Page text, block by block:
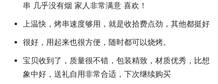
串 几乎没有烟 家人非常满意 喜欢！
上温快，烤串速度够用，就是收拾费点劲，其他都挺好
很好，用起来也很方便，随时都可以烧烤。
宝贝收到了，质量很不错，包装精致，材质优秀，比想
象中好，送礼自用非常合适，下次继续购买